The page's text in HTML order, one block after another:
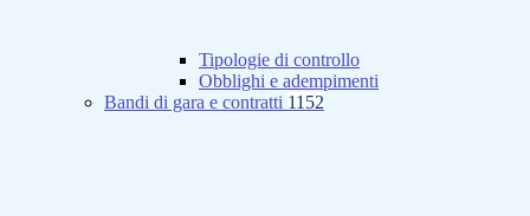
Tipologie di controllo
Obblighi e adempimenti
Bandi di gara e contratti 1152